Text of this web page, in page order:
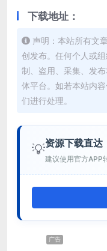
下载地址：
声明：本站所有文
创发布。任何个人或
制、盗用、采集、发
体平台。如若本站内
们进行处理。
💡资源下载直达
建议使用官方APP
广告